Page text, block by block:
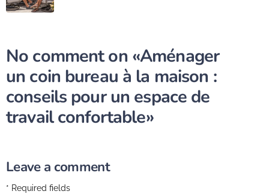
No comment on «Aménager
un coin bureau à la maison :
conseils pour un espace de
travail confortable»
Leave a comment
* Required fields